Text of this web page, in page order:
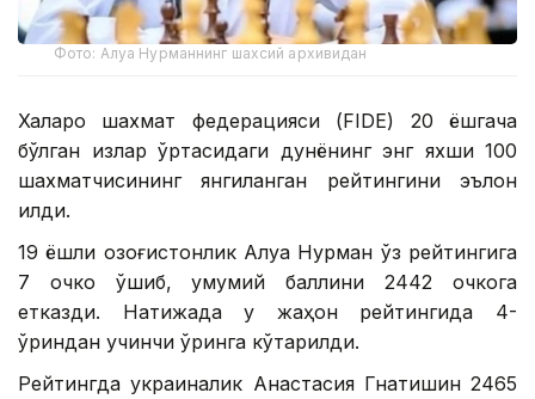
Фото: Алуа Нурманнинг шахсий архивидан
Халқаро шахмат федерацияси (FIDE) 20 ёшгача
бўлган қизлар ўртасидаги дунёнинг энг яхши 100
шахматчисининг янгиланган рейтингини эълон
қилди.
19 ёшли қозоғистонлик Алуа Нурман ўз рейтингига
7 очко қўшиб, умумий баллини 2442 очкога
етказди. Натижада у жаҳон рейтингида 4-
ўриндан учинчи ўринга кўтарилди.
Рейтингда украиналик Анастасия Гнатишин 2465